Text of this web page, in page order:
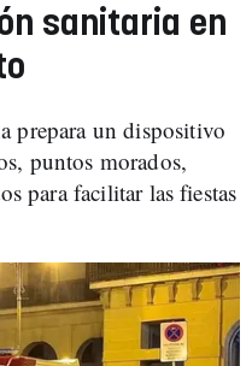
sanitaria en
prepara un dispositivo
puntos morados,
para facilitar las fiestas